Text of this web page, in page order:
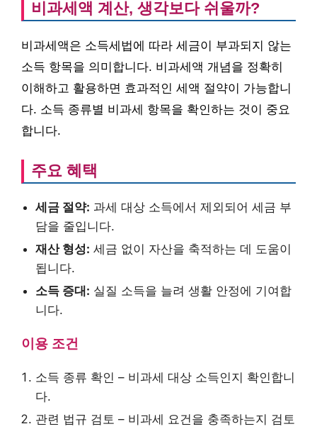
비과세액 계산, 생각보다 쉬울까?
비과세액은 소득세법에 따라 세금이 부과되지 않는
소득 항목을 의미합니다. 비과세액 개념을 정확히
이해하고 활용하면 효과적인 세액 절약이 가능합니
다. 소득 종류별 비과세 항목을 확인하는 것이 중요
합니다.
주요 혜택
세금 절약: 과세 대상 소득에서 제외되어 세금 부
담을 줄입니다.
재산 형성: 세금 없이 자산을 축적하는 데 도움이
됩니다.
소득 증대: 실질 소득을 늘려 생활 안정에 기여합
니다.
이용 조건
소득 종류 확인 – 비과세 대상 소득인지 확인합니
다.
관련 법규 검토 – 비과세 요건을 충족하는지 검토